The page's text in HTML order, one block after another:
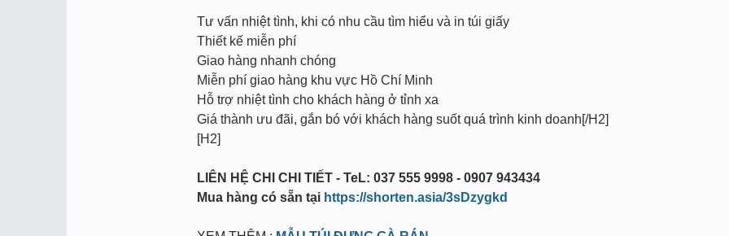
Tư vấn nhiệt tình, khi có nhu cầu tìm hiểu và in túi giấy
Thiết kế miễn phí
Giao hàng nhanh chóng
Miễn phí giao hàng khu vực Hồ Chí Minh
Hỗ trợ nhiệt tình cho khách hàng ở tỉnh xa
Giá thành ưu đãi, gắn bó với khách hàng suốt quá trình kinh doanh[/H2]
[H2]
LIÊN HỆ CHI CHI TIẾT - TeL: 037 555 9998 - 0907 943434
Mua hàng có sẵn tại https://shorten.asia/3sDzygkd